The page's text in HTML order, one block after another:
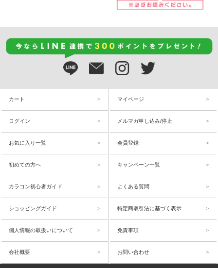
カート マイページ
ログイン メルマガ申し込み/停止
お気に入り一覧 会員登録
初めての方へ キャンペーン一覧
カラコン初心者ガイド よくある質問
ショッピングガイド 特定商取引法に基づく表示
個人情報の取扱いについて 免責事項
会社概要 お問い合わせ